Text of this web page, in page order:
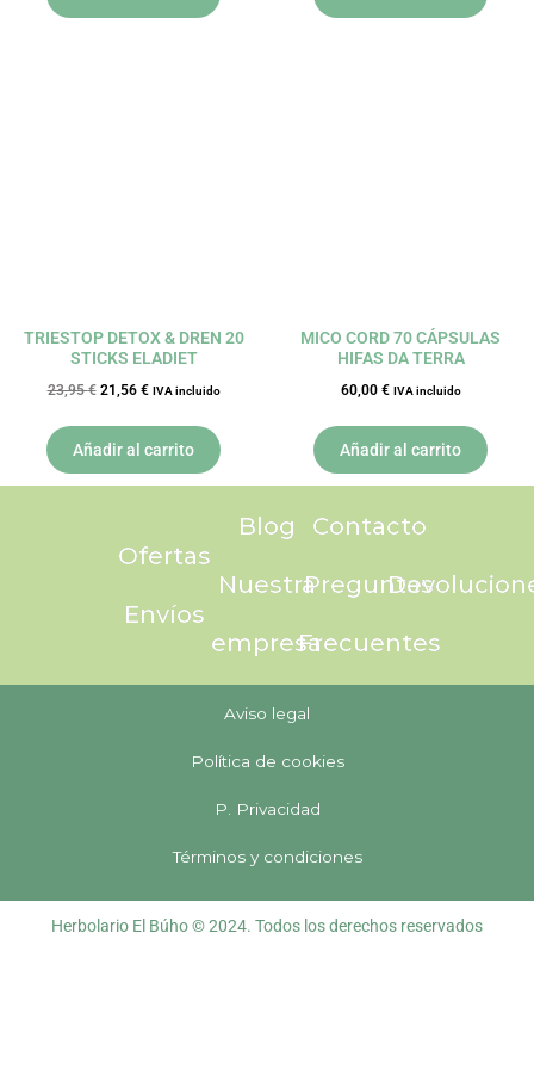
TRIESTOP DETOX & DREN 20
STICKS ELADIET
23,95€ 21,56 € IVA incluido
Añadir al carrito
MICO CORD 70 CÁPSULAS
HIFAS DA TERRA
60,00 € IVA incluido
Añadir al carrito
Ofertas
Envíos
Blog
Nuestra
empresa
Contacto
Preguntas
Frecuentes
Aviso legal
Política de cookies
P. Privacidad
Términos y condiciones
Herbolario El Búho © 2024. Todos los derechos reservados